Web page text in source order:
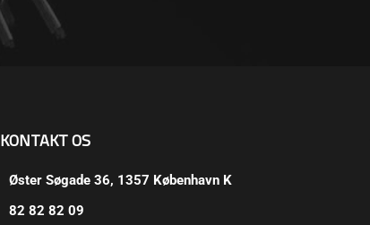
KONTAKT OS
Øster Søgade 36, 1357 København K
82 82 82 09